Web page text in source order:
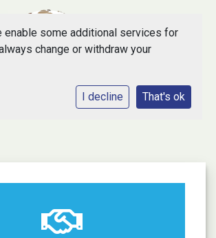
enable some additional services for
change or withdraw your
I decline That's ok